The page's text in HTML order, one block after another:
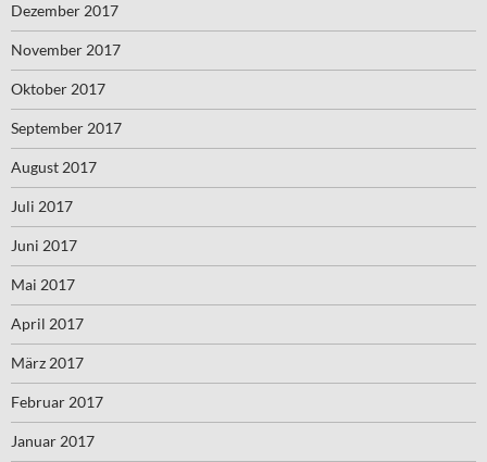
Dezember 2017
November 2017
Oktober 2017
September 2017
August 2017
Juli 2017
Juni 2017
Mai 2017
April 2017
März 2017
Februar 2017
Januar 2017